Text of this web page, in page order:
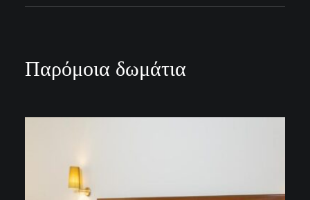
Παρόμοια δωμάτια